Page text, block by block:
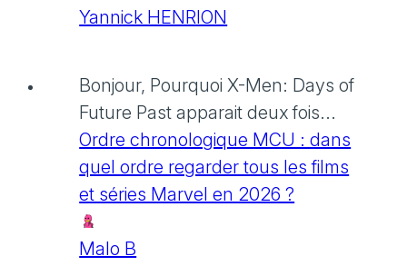
Yannick HENRION
Bonjour, Pourquoi X-Men: Days of
Future Past apparait deux fois...
Ordre chronologique MCU : dans
quel ordre regarder tous les films
et séries Marvel en 2026 ?
Malo B